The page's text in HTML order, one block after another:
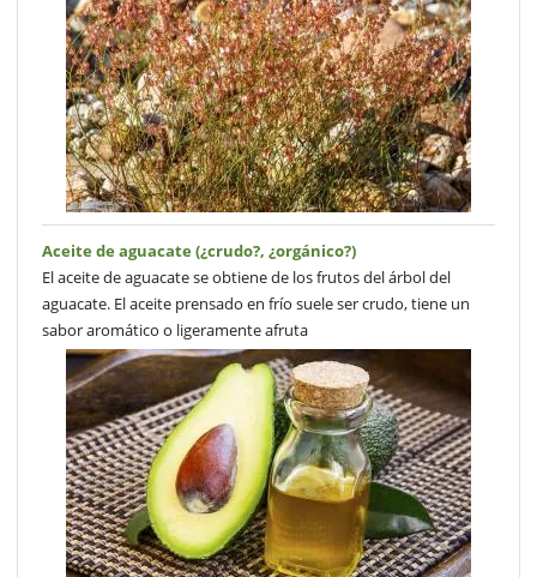
Aceite de aguacate (¿crudo?, ¿orgánico?)
El aceite de aguacate se obtiene de los frutos del árbol del
aguacate. El aceite prensado en frío suele ser crudo, tiene un
sabor aromático o ligeramente afruta